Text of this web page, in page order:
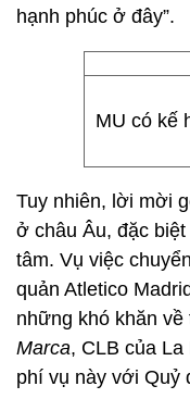
hạnh phúc ở đây”.
MU có kế
Tuy nhiên, lời mời
ở châu Âu, đặc
tâm. Vụ việc
quản Atletico
những khó khăn
Marca, CLB của
phí vụ này với Quỷ